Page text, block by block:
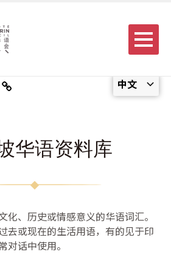
中文
Menu
Twitter
via Email
Share via Link
华语资料库
化、历史或情感意义的华语词汇。
去或现在的生活用语，有的见于印
对话中使用。